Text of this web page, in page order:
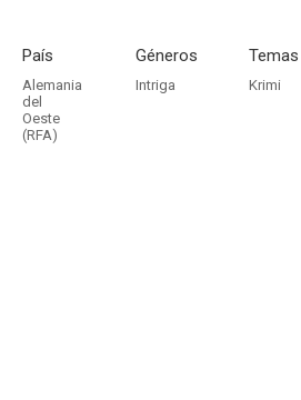
País
Alemania
del
Oeste
(RFA)
Géneros
Intriga
Temas
Krimi